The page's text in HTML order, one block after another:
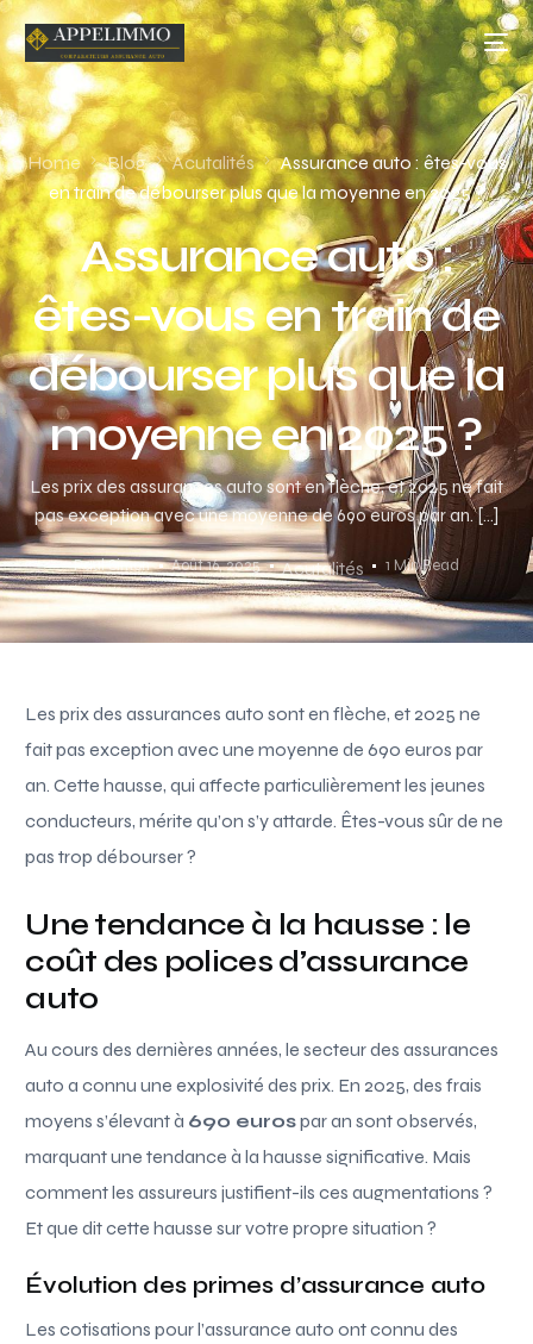
Home Blog Acutalités
Assurance auto : êtes-vous
en train de débourser plus que la moyenne en 2025 ?
Assurance auto :
êtes-vous en train de
débourser plus que la
moyenne en 2025 ?
Les prix des assurances auto sont en flèche, et 2025 ne fait
pas exception avec une moyenne de 690 euros par an. […]
Paul Simon Août 16, 2025 Acutalités 1 Min Read
Les prix des assurances auto sont en flèche, et 2025 ne
fait pas exception avec une moyenne de 690 euros par
an. Cette hausse, qui affecte particulièrement les jeunes
conducteurs, mérite qu’on s’y attarde. Êtes-vous sûr de ne
pas trop débourser ?
Une tendance à la hausse : le
coût des polices d’assurance
auto
Au cours des dernières années, le secteur des assurances
auto a connu une explosivité des prix. En 2025, des frais
moyens s’élevant à 690 eurospar an sont observés,
marquant une tendance à la hausse significative. Mais
comment les assureurs justifient-ils ces augmentations ?
Et que dit cette hausse sur votre propre situation ?
Évolution des primes d’assurance auto
Les cotisations pour l’assurance auto ont connu des